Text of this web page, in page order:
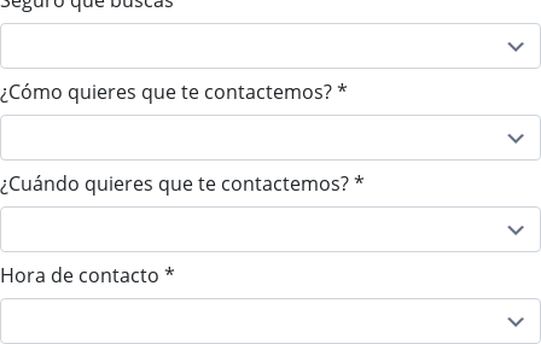
¿Cómo quieres que te contactemos?*
¿Cuándo quieres que te contactemos?*
Hora de contacto *